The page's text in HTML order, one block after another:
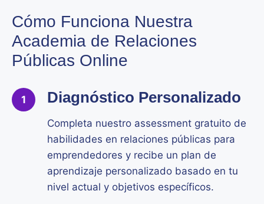
Cómo Funciona Nuestra
Academia de Relaciones
Públicas Online
1 Diagnóstico Personalizado
Completa nuestro assessment gratuito de
habilidades en relaciones públicas para
emprendedores y recibe un plan de
aprendizaje personalizado basado en tu
nivel actual y objetivos específicos.